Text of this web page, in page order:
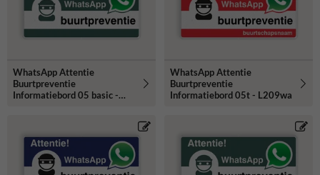
WhatsApp Attentie
Buurtpreventie
Informatiebord 05 basic -
WhatsApp Attentie
Buurtpreventie
Informatiebord 05t - L209wa